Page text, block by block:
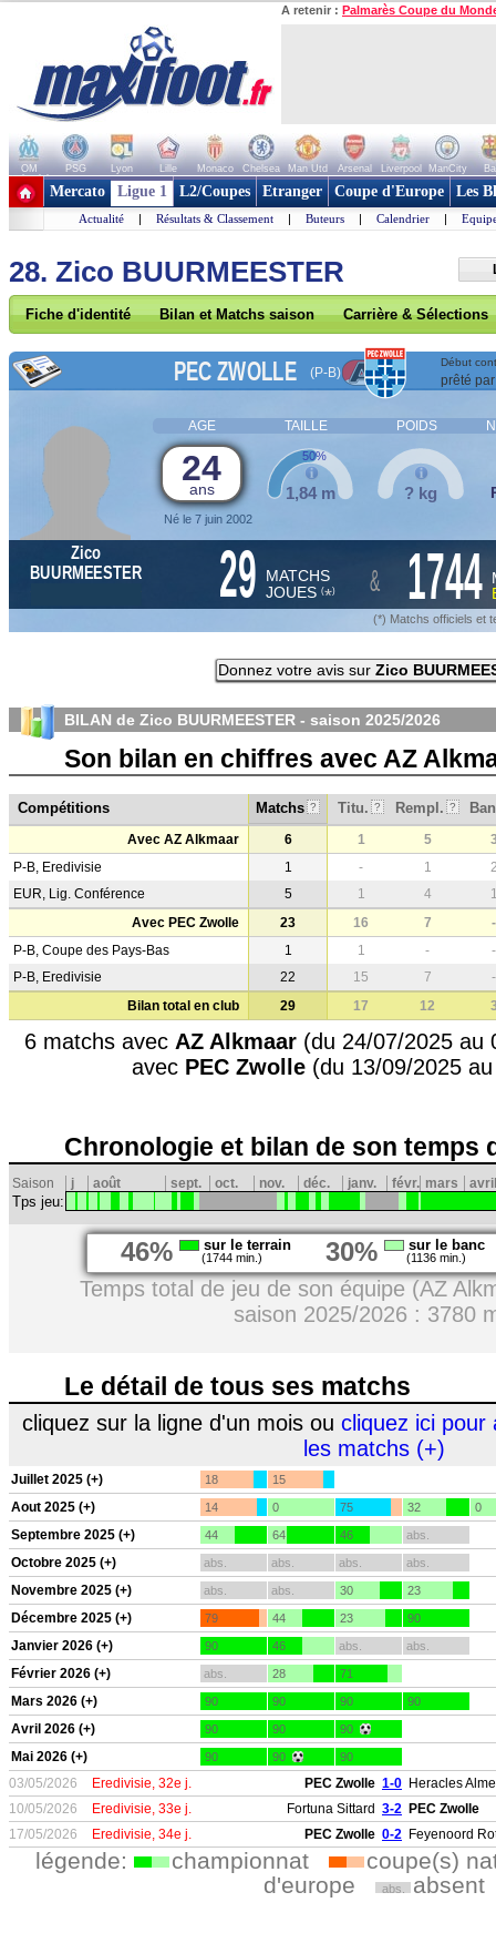
A retenir : Palmarès Coupe du
OM PSG Lyon Lille Monaco Chelsea Man Utd Arsenal Liverpool ManCity
+ de clubs
Mercato Ligue 1 L2/Coupes Etranger Coupe d'Europe Les
Actualité | Résultats & Classement | Buteurs | Calendrier |
28. Zico BUURMEESTER
Fiche d'identité Bilan et Matchs saison Carrière & Sélections
PEC ZWOLLE (P-B)
Début
prêté
AGE TAILLE POIDS
24
ans
Né le 7 juin 2002
1,84 m
50%
? kg
Zico
BUURMEESTER
29 MATCHS
JOUES (*) & 1744
(*) Matchs officiels et
Donnez votre avis sur Zico
BILAN de Zico BUURMEESTER - saison 2025/2026
Son bilan en chiffres avec AZ
Compétitions Matchs ? Titu. ? Rempl. ?
Avec AZ Alkmaar 6 1 5
P-B, Eredivisie
1 - 1
EUR, Lig. Conférence
5 1 4
Avec PEC Zwolle
23 16 7
-
P-B, Coupe des Pays-Bas
1 1 -
-
P-B, Eredivisie
22 15 7
-
Bilan total en club
29 17 12
6 matchs avec AZ Alkmaar(du 24/07/2025 au
avec PEC Zwolle(du 13/09/2025
Chronologie et bilan de son temps
Saison j août sept. oct. nov. déc. janv. févr. mars avril
Tps jeu:
46% sur le terrain
(1744 min.) 30% sur le banc
(1136 min.)
Temps total de jeu de son équipe (AZ
saison 2025/2026 : 3780
Le détail de tous ses matchs
cliquez sur la ligne d'un mois ou cliquez ici pour
les matchs (+)
Juillet 2025 (+) 18 15
Aout 2025 (+) 14 0 75 32 0
Septembre 2025 (+) 44 64 46 abs.
Octobre 2025 (+) abs. abs. abs. abs.
Novembre 2025 (+) abs. abs. 30 23
Décembre 2025 (+) 79 44 23 90
Janvier 2026 (+) 90 46 abs. abs.
Février 2026 (+) abs. 28 71
Mars 2026 (+) 90 90 90 90
Avril 2026 (+) 90 90 90
Mai 2026 (+) 90 90 90
03/05/2026 Eredivisie, 32e j. PEC Zwolle 1-0 Heracles
10/05/2026
Eredivisie, 33e j. Fortuna Sittard 3-2 PEC Zwolle
17/05/2026
Eredivisie, 34e j. PEC Zwolle 0-2 Feyenoord
légende: championnat
coupe(s)
d'europe
abs. absent